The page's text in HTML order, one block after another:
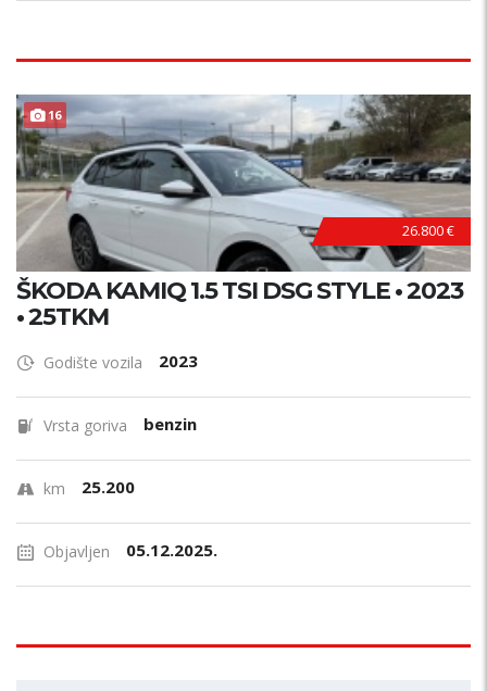
16
26.800 €
ŠKODA KAMIQ 1.5 TSI DSG STYLE • 2023
• 25TKM
Godište vozila 2023
Vrsta goriva benzin
km 25.200
Objavljen 05.12.2025.